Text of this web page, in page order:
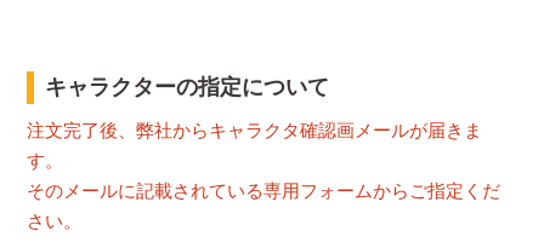
キャラクターの指定について
注文完了後、弊社からキャラクタ確認画メールが届きま
す。
そのメールに記載されている専用フォームからご指定くだ
さい。